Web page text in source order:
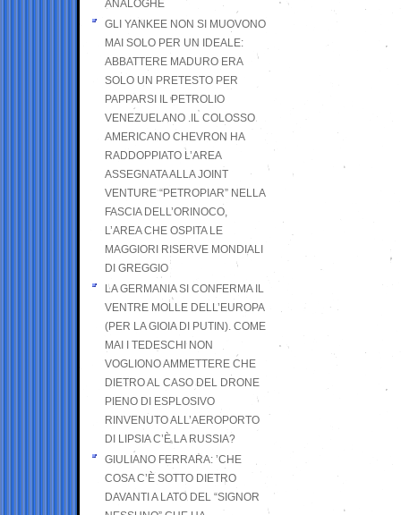
ANALOGHE
GLI YANKEE NON SI MUOVONO
MAI SOLO PER UN IDEALE:
ABBATTERE MADURO ERA
SOLO UN PRETESTO PER
PAPPARSI IL PETROLIO
VENEZUELANO .IL COLOSSO
AMERICANO CHEVRON HA
RADDOPPIATO L’AREA
ASSEGNATA ALLA JOINT
VENTURE “PETROPIAR” NELLA
FASCIA DELL’ORINOCO,
L’AREA CHE OSPITA LE
MAGGIORI RISERVE MONDIALI
DI GREGGIO
LA GERMANIA SI CONFERMA IL
VENTRE MOLLE DELL’EUROPA
(PER LA GIOIA DI PUTIN). COME
MAI I TEDESCHI NON
VOGLIONO AMMETTERE CHE
DIETRO AL CASO DEL DRONE
PIENO DI ESPLOSIVO
RINVENUTO ALL’AEROPORTO
DI LIPSIA C’È LA RUSSIA?
GIULIANO FERRARA: ’CHE
COSA C’È SOTTO DIETRO
DAVANTI A LATO DEL “SIGNOR